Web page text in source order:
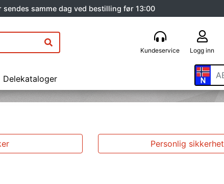
samme dag ved bestilling før 13:00
Kundeservice Logg inn
Delekataloger
Personlig sikkerhet